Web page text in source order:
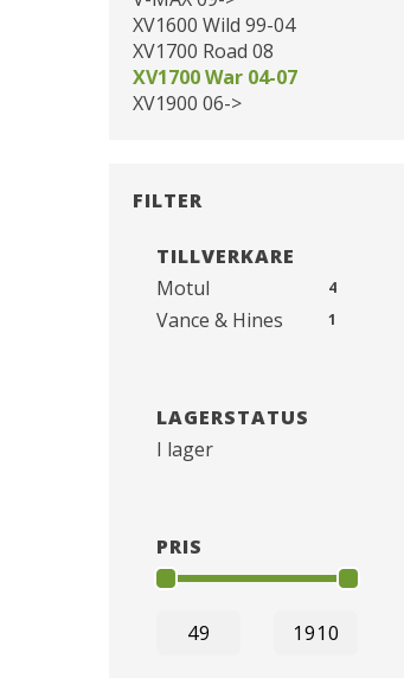
XV1600 Wild 99-04
XV1700 Road 08
XV1700 War 04-07
XV1900 06->
FILTER
TILLVERKARE
Motul
4
Vance & Hines 1
LAGERSTATUS
I lager
PRIS